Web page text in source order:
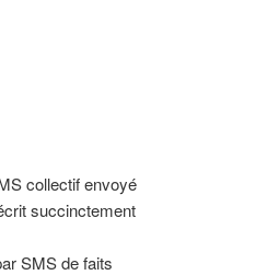
collectif envoyé
succinctement
SMS de faits